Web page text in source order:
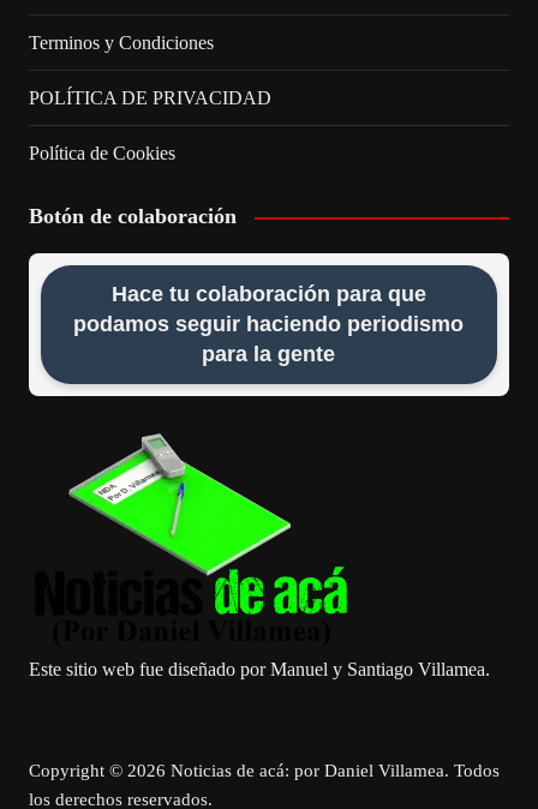
Terminos y Condiciones
POLÍTICA DE PRIVACIDAD
Política de Cookies
Botón de colaboración
Hace tu colaboración para que
podamos seguir haciendo periodismo
para la gente
Este sitio web fue diseñado por Manuel y Santiago Villamea.
Copyright © 2026 Noticias de acá: por Daniel Villamea. Todos
los derechos reservados.